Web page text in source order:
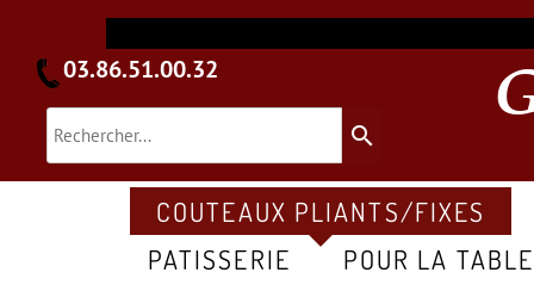
search
COUTEAUX PLIANTS/FIXES
PATISSERIE
POUR LA TABLE
03.86.51.00.32